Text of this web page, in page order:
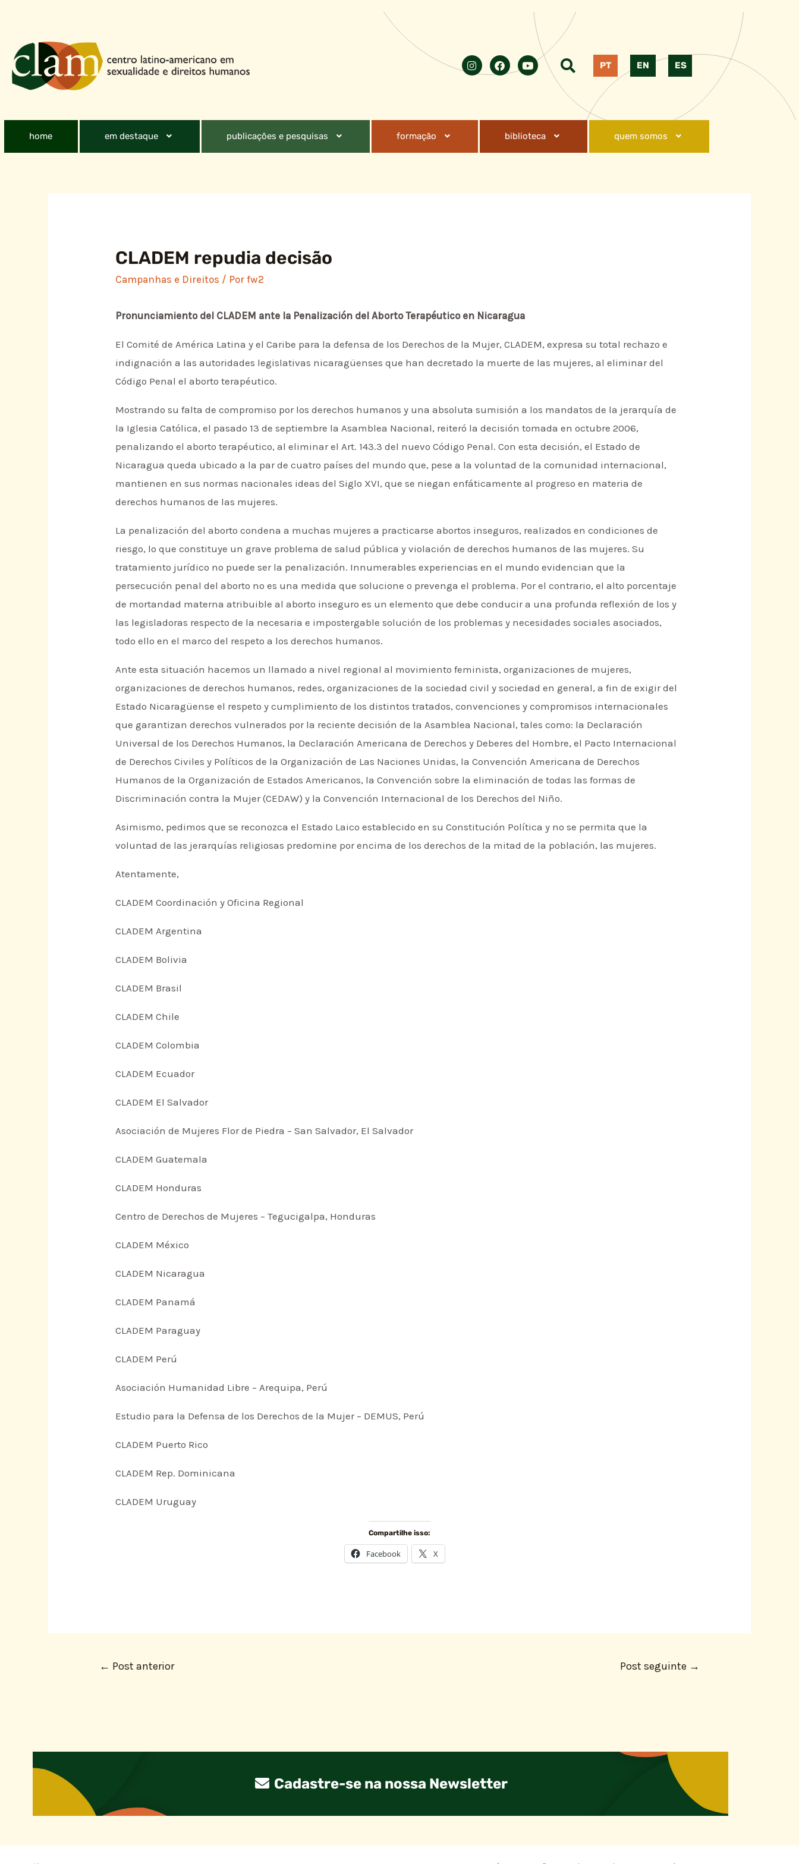
PT EN ES
home em destaque publicações e pesquisas formação biblioteca quem somos
CLADEM repudia decisão
Campanhas e Direitos / Porfw2
Pronunciamiento del CLADEM ante la Penalización del Aborto Terapéutico en Nicaragua
El Comité de América Latina y el Caribe para la defensa de los Derechos de la Mujer, CLADEM, expresa su total rechazo e
indignación a las autoridades legislativas nicaragüenses que han decretado la muerte de las mujeres, al eliminar del
Código Penal el aborto terapéutico.
Mostrando su falta de compromiso por los derechos humanos y una absoluta sumisión a los mandatos de la jerarquía de
la Iglesia Católica, el pasado 13 de septiembre la Asamblea Nacional, reiteró la decisión tomada en octubre 2006,
penalizando el aborto terapéutico, al eliminar el Art. 143.3 del nuevo Código Penal. Con esta decisión, el Estado de
Nicaragua queda ubicado a la par de cuatro países del mundo que, pese a la voluntad de la comunidad internacional,
mantienen en sus normas nacionales ideas del Siglo XVI, que se niegan enfáticamente al progreso en materia de
derechos humanos de las mujeres.
La penalización del aborto condena a muchas mujeres a practicarse abortos inseguros, realizados en condiciones de
riesgo, lo que constituye un grave problema de salud pública y violación de derechos humanos de las mujeres. Su
tratamiento jurídico no puede ser la penalización. Innumerables experiencias en el mundo evidencian que la
persecución penal del aborto no es una medida que solucione o prevenga el problema. Por el contrario, el alto porcentaje
de mortandad materna atribuible al aborto inseguro es un elemento que debe conducir a una profunda reflexión de los y
las legisladoras respecto de la necesaria e impostergable solución de los problemas y necesidades sociales asociados,
todo ello en el marco del respeto a los derechos humanos.
Ante esta situación hacemos un llamado a nivel regional al movimiento feminista, organizaciones de mujeres,
organizaciones de derechos humanos, redes, organizaciones de la sociedad civil y sociedad en general, a fin de exigir del
Estado Nicaragüense el respeto y cumplimiento de los distintos tratados, convenciones y compromisos internacionales
que garantizan derechos vulnerados por la reciente decisión de la Asamblea Nacional, tales como: la Declaración
Universal de los Derechos Humanos, la Declaración Americana de Derechos y Deberes del Hombre, el Pacto Internacional
de Derechos Civiles y Políticos de la Organización de Las Naciones Unidas, la Convención Americana de Derechos
Humanos de la Organización de Estados Americanos, la Convención sobre la eliminación de todas las formas de
Discriminación contra la Mujer (CEDAW) y la Convención Internacional de los Derechos del Niño.
Asimismo, pedimos que se reconozca el Estado Laico establecido en su Constitución Política y no se permita que la
voluntad de las jerarquías religiosas predomine por encima de los derechos de la mitad de la población, las mujeres.
Atentamente,
CLADEM Coordinación y Oficina Regional
CLADEM Argentina
CLADEM Bolivia
CLADEM Brasil
CLADEM Chile
CLADEM Colombia
CLADEM Ecuador
CLADEM El Salvador
Asociación de Mujeres Flor de Piedra – San Salvador, El Salvador
CLADEM Guatemala
CLADEM Honduras
Centro de Derechos de Mujeres – Tegucigalpa, Honduras
CLADEM México
CLADEM Nicaragua
CLADEM Panamá
CLADEM Paraguay
CLADEM Perú
Asociación Humanidad Libre – Arequipa, Perú
Estudio para la Defensa de los Derechos de la Mujer – DEMUS, Perú
CLADEM Puerto Rico
CLADEM Rep. Dominicana
CLADEM Uruguay
Compartilhe isso:
Facebook X
← Post anterior Post seguinte →
Cadastre-se na nossa Newsletter